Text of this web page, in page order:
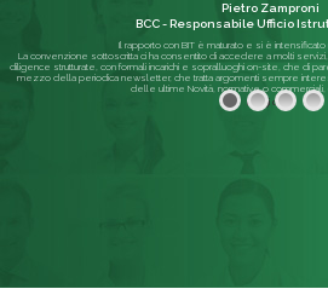
Il rapporto con BIT è maturato e si è
La convenzione sottoscritta ci ha consentito di accedere a molti
diligence strutturate, con formali incarichi e sopralluoghi on-site, che di
mezzo della periodica newsletter, che tratta argomenti sempre
delle ultime Novità, normative o
Pietro Zamproni
BCC - Responsabile Ufficio
Leggi di più